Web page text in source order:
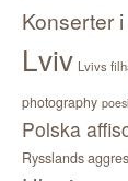
Konserter
Lviv Lvivs
photography poesi
Polska
Rysslands